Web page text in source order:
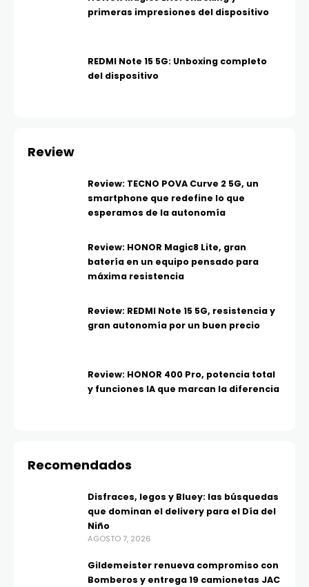
primeras impresiones del dispositivo
REDMI Note 15 5G: Unboxing completo
del dispositivo
Review
Review: TECNO POVA Curve 2 5G, un
smartphone que redefine lo que
esperamos de la autonomía
Review: HONOR Magic8 Lite, gran
batería en un equipo pensado para
máxima resistencia
Review: REDMI Note 15 5G, resistencia y
gran autonomía por un buen precio
Review: HONOR 400 Pro, potencia total
y funciones IA que marcan la diferencia
Recomendados
Disfraces, legos y Bluey: las búsquedas
que dominan el delivery para el Día del
Niño
AGOSTO 7, 2026
Gildemeister renueva compromiso con
Bomberos y entrega 19 camionetas JAC